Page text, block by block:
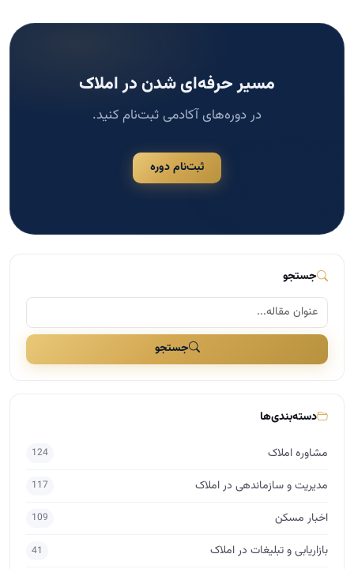
مسیر حرفه‌ای شدن در املاک
در دوره‌های آکادمی ثبت‌نام کنید.
ثبت‌نام دوره
جستجو
جستجو
دسته‌بندی‌ها
مشاوره املاک 124
مدیریت و سازماندهی در املاک 117
اخبار مسکن 109
بازاریابی و تبلیغات در املاک 41